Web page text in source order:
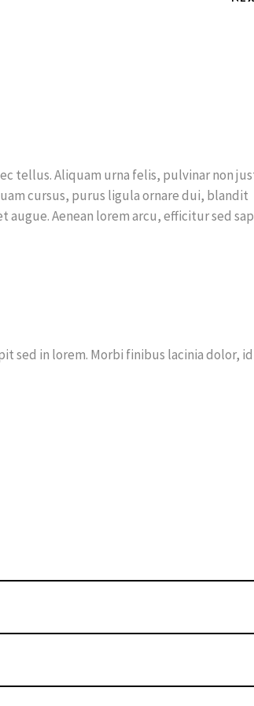
tellus. Aliquam urna felis, pulvinar non
cursus, purus ligula ornare dui, blandit
Aenean lorem arcu, efficitur sed
sed in lorem. Morbi finibus lacinia dolor, id